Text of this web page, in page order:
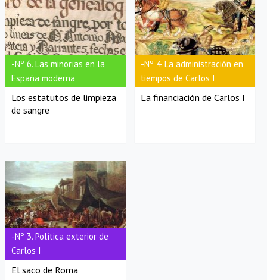
-Nº 6. Las minorías en la
España moderna
Los estatutos de limpieza
de sangre
-Nº 4. La administración en
tiempos de Carlos I
La financiación de Carlos I
-Nº 3. Política exterior de
Carlos I
El saco de Roma